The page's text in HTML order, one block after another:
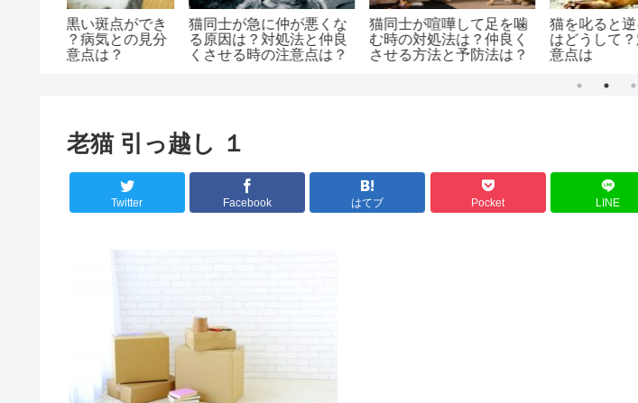
猫同士が喧嘩して足を噛
む時の対処法は？仲良く
させる方法と予防法は？
猫を叱ると逆ギレするの
はどうして？対処法と注
意点は
猫の呼吸が苦しそうな時
はどうすればいい？楽な
姿勢と対処府は？
老
め
老猫 引っ越し １
Twitter Facebook はてブ Pocket LINE